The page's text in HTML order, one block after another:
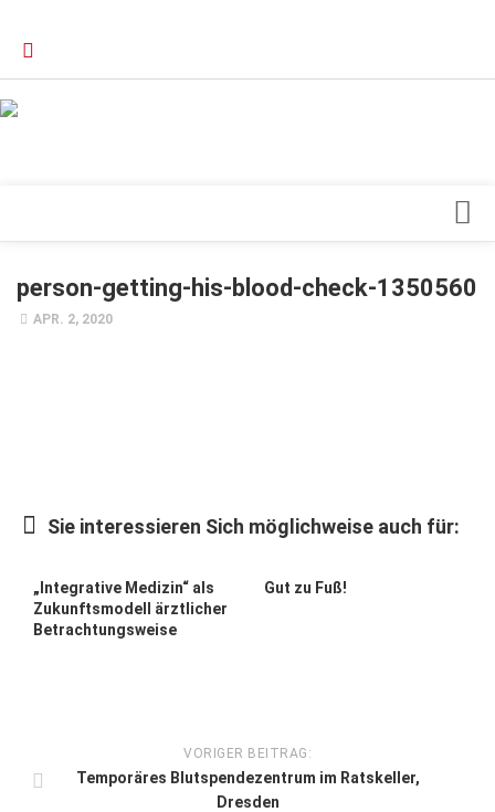
Forschung
Forum Gesundheit
Allgemein
Hören
person-getting-his-blood-check-1350560
APR. 2, 2020
Sie interessieren Sich möglichweise auch für:
„Integrative Medizin“ als
Zukunftsmodell ärztlicher
Betrachtungsweise
Gut zu Fuß!
VORIGER BEITRAG:
Temporäres Blutspendezentrum im Ratskeller,
Dresden